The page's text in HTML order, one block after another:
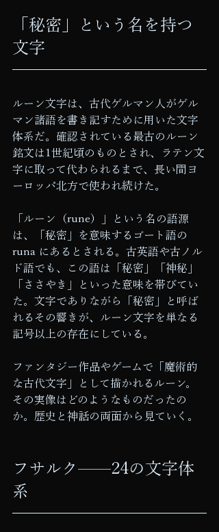
「秘密」という名を持つ
文字
ルーン文字は、古代ゲルマン人がゲル
マン諸語を書き記すために用いた文字
体系だ。確認されている最古のルーン
銘文は1世紀頃のものとされ、ラテン文
字に取って代わられるまで、長い間ヨ
ーロッパ北方で使われ続けた。
「ルーン（rune）」という名の語源
は、「秘密」を意味するゴート語の
runa にあるとされる。古英語や古ノル
ド語でも、この語は「秘密」「神秘」
「ささやき」といった意味を帯びてい
た。文字でありながら「秘密」と呼ば
れるその響きが、ルーン文字を単なる
記号以上の存在にしている。
ファンタジー作品やゲームで「魔術的
な古代文字」として描かれるルーン。
その実像はどのようなものだったの
か。歴史と神話の両面から見ていく。
フサルク——24の文字体
系